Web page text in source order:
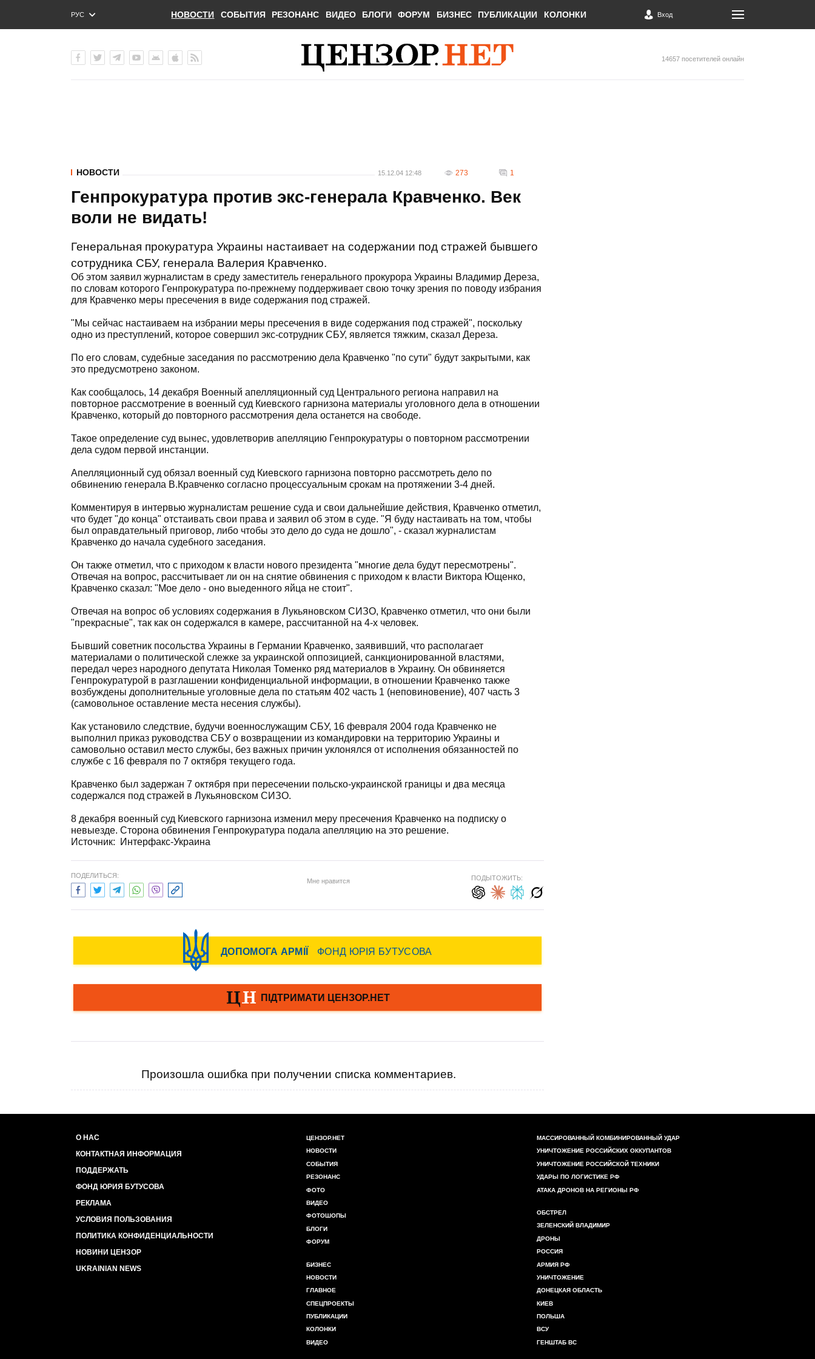
РУС
ENG
НОВОСТИ СОБЫТИЯ РЕЗОНАНС ВИДЕО БЛОГИ ФОРУМ БИЗНЕС ПУБЛИКАЦИИ КОЛОНКИ Вход
14657 посетителей онлайн
НОВОСТИ 15.12.04 12:48 273 1
Генпрокуратура против экс-генерала Кравченко. Век
воли не видать!
Генеральная прокуратура Украины настаивает на содержании под стражей бывшего
сотрудника СБУ, генерала Валерия Кравченко.
Об этом заявил журналистам в среду заместитель генерального прокурора Украины Владимир Дереза,
по словам которого Генпрокуратура по-прежнему поддерживает свою точку зрения по поводу избрания
для Кравченко меры пресечения в виде содержания под стражей.
"Мы сейчас настаиваем на избрании меры пресечения в виде содержания под стражей", поскольку
одно из преступлений, которое совершил экс-сотрудник СБУ, является тяжким, сказал Дереза.
По его словам, судебные заседания по рассмотрению дела Кравченко "по сути" будут закрытыми, как
это предусмотрено законом.
Как сообщалось, 14 декабря Военный апелляционный суд Центрального региона направил на
повторное рассмотрение в военный суд Киевского гарнизона материалы уголовного дела в отношении
Кравченко, который до повторного рассмотрения дела останется на свободе.
Такое определение суд вынес, удовлетворив апелляцию Генпрокуратуры о повторном рассмотрении
дела судом первой инстанции.
Апелляционный суд обязал военный суд Киевского гарнизона повторно рассмотреть дело по
обвинению генерала В.Кравченко согласно процессуальным срокам на протяжении 3-4 дней.
Комментируя в интервью журналистам решение суда и свои дальнейшие действия, Кравченко отметил,
что будет "до конца" отстаивать свои права и заявил об этом в суде. "Я буду настаивать на том, чтобы
был оправдательный приговор, либо чтобы это дело до суда не дошло", - сказал журналистам
Кравченко до начала судебного заседания.
Он также отметил, что с приходом к власти нового президента "многие дела будут пересмотрены".
Отвечая на вопрос, рассчитывает ли он на снятие обвинения с приходом к власти Виктора Ющенко,
Кравченко сказал: "Мое дело - оно выеденного яйца не стоит".
Отвечая на вопрос об условиях содержания в Лукьяновском СИЗО, Кравченко отметил, что они были
"прекрасные", так как он содержался в камере, рассчитанной на 4-х человек.
Бывший советник посольства Украины в Германии Кравченко, заявивший, что располагает
материалами о политической слежке за украинской оппозицией, санкционированной властями,
передал через народного депутата Николая Томенко ряд материалов в Украину. Он обвиняется
Генпрокуратурой в разглашении конфиденциальной информации, в отношении Кравченко также
возбуждены дополнительные уголовные дела по статьям 402 часть 1 (неповиновение), 407 часть 3
(самовольное оставление места несения службы).
Как установило следствие, будучи военнослужащим СБУ, 16 февраля 2004 года Кравченко не
выполнил приказ руководства СБУ о возвращении из командировки на территорию Украины и
самовольно оставил место службы, без важных причин уклонялся от исполнения обязанностей по
службе с 16 февраля по 7 октября текущего года.
Кравченко был задержан 7 октября при пересечении польско-украинской границы и два месяца
содержался под стражей в Лукьяновском СИЗО.
8 декабря военный суд Киевского гарнизона изменил меру пресечения Кравченко на подписку о
невыезде. Сторона обвинения Генпрокуратура подала апелляцию на это решение.
Источник: Интерфакс-Украина
ПОДЕЛИТЬСЯ:
Мне нравится ПОДЫТОЖИТЬ:
Произошла ошибка при получении списка комментариев.
О НАС
КОНТАКТНАЯ ИНФОРМАЦИЯ
ПОДДЕРЖАТЬ
ФОНД ЮРИЯ БУТУСОВА
РЕКЛАМА
УСЛОВИЯ ПОЛЬЗОВАНИЯ
ПОЛИТИКА КОНФИДЕНЦИАЛЬНОСТИ
НОВИНИ ЦЕНЗОР
UKRAINIAN NEWS
ЦЕНЗОР.НЕТ
НОВОСТИ
СОБЫТИЯ
РЕЗОНАНС
ФОТО
ВИДЕО
ФОТОШОПЫ
БЛОГИ
ФОРУМ
БИЗНЕС
НОВОСТИ
ГЛАВНОЕ
СПЕЦПРОЕКТЫ
ПУБЛИКАЦИИ
КОЛОНКИ
ВИДЕО
МАССИРОВАННЫЙ КОМБИНИРОВАННЫЙ УДАР
УНИЧТОЖЕНИЕ РОССИЙСКИХ ОККУПАНТОВ
УНИЧТОЖЕНИЕ РОССИЙСКОЙ ТЕХНИКИ
УДАРЫ ПО ЛОГИСТИКЕ РФ
АТАКА ДРОНОВ НА РЕГИОНЫ РФ
ОБСТРЕЛ
ЗЕЛЕНСКИЙ ВЛАДИМИР
ДРОНЫ
РОССИЯ
АРМИЯ РФ
УНИЧТОЖЕНИЕ
ДОНЕЦКАЯ ОБЛАСТЬ
КИЕВ
ПОЛЬША
ВСУ
ГЕНШТАБ ВС